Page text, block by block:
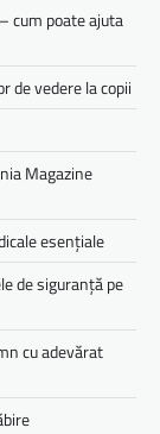
cum poate ajuta
de vedere la copii
Magazine
esențiale
de siguranță pe
cu adevărat